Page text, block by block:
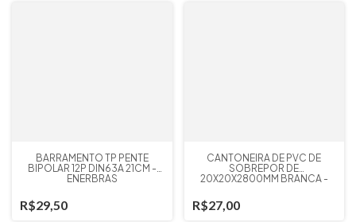
BARRAMENTO TP PENTE
BIPOLAR 12P DIN63A 21CM -
ENERBRAS
R$29,50
CANTONEIRA DE PVC DE
SOBREPOR DE
20X20X2800MM BRANCA -
R$27,00